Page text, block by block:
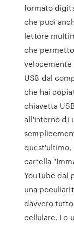
formato
che puoi
lettore
che
velocemente
USB dal
che hai
chiavetta
all'interno di
quest'ultimo,
cartella
YouTube dal
una
davvero
cellulare. Lo